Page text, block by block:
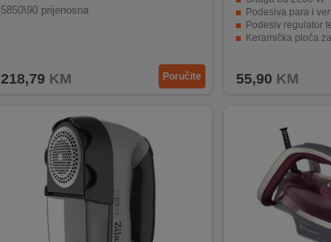
5850\90 prijenosna
218,79KM Poručite
Podesiva para i
Podesiv regulator
Keramička ploča
55,90 KM